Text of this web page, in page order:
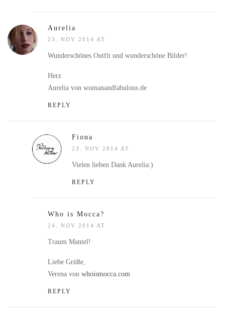
Aurelia
23. NOV 2014 AT
Wunderschönes Outfit und wunderschöne Bilder!
Herz
Aurelia von womanandfabulous.de
REPLY
Fiona
23. NOV 2014 AT
Vielen lieben Dank Aurelia:)
REPLY
Who is Mocca?
24. NOV 2014 AT
Traum Mantel!
Liebe Grüße,
Verena von whoismocca.com
REPLY